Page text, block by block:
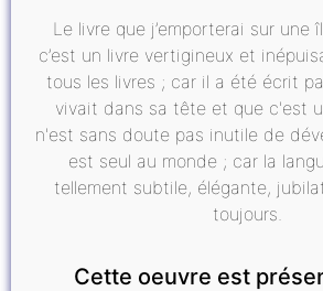
Le livre que j’emporterai sur une
c’est un livre vertigineux et
tous les livres ; car il a été écrit
vivait dans sa tête et que c'est
n'est sans doute pas inutile de
est seul au monde ; car la
tellement subtile, élégante,
toujours.
Cette oeuvre est